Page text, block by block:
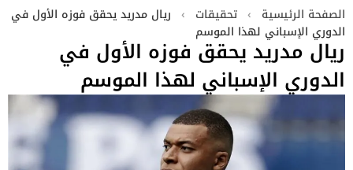
الصفحة الرئيسية › تحقيقات › ريال مدريد يحقق فوزه الأول في
الدوري الإسباني لهذا الموسم
ريال مدريد يحقق فوزه الأول في
الدوري الإسباني لهذا الموسم